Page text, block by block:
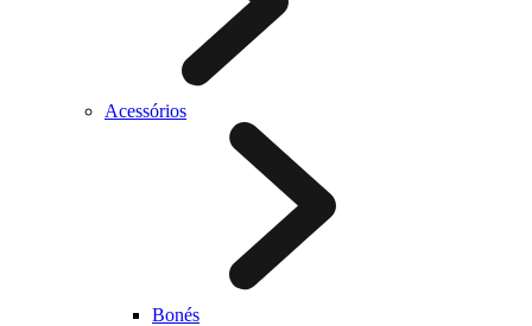
Acessórios
Bonés